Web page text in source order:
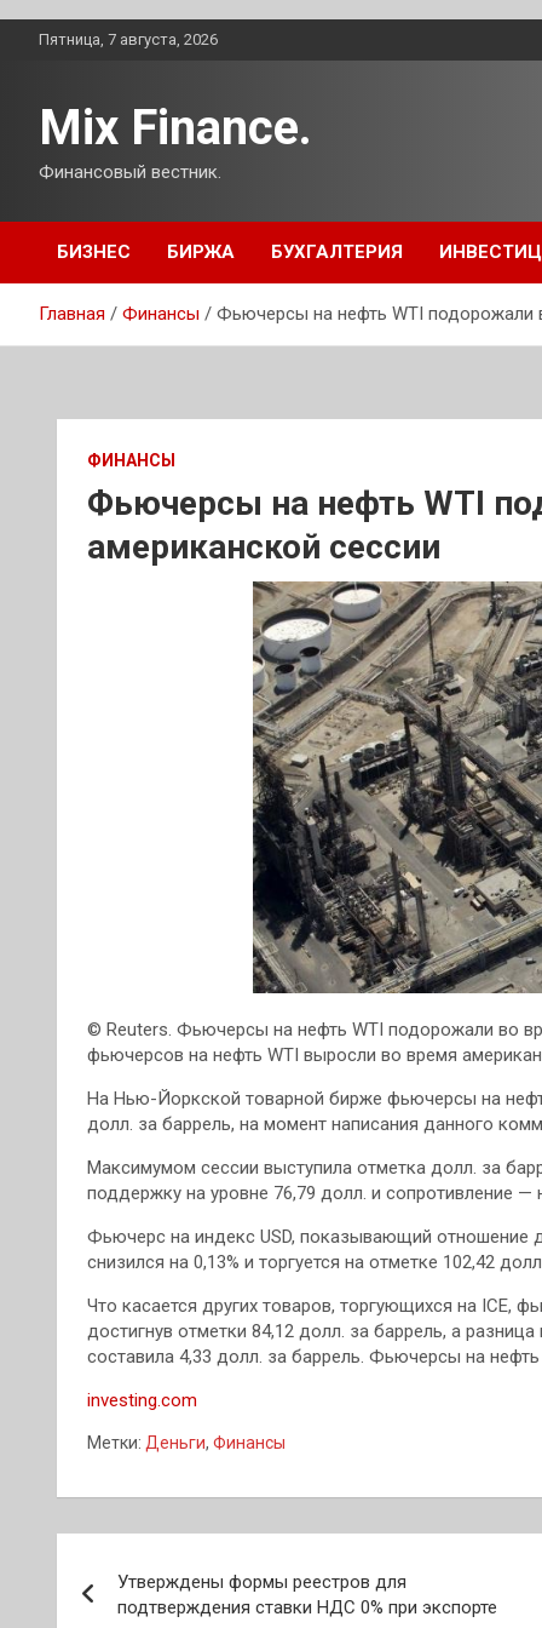
ПерейтиПятница, 7 августа, 2026
Mix Finance.
Финансовый вестник.
БИЗНЕС БИРЖА БУХГАЛТЕРИЯ
Главная Финансы Фьючерсы на нефть WTI подорожали
ФИНАНСЫ
Фьючерсы на нефть WTI
американской сессии
© Reuters. Фьючерсы на нефть WTI подорожали во
фьючерсов на нефть WTI выросли во время
На Нью-Йоркской товарной бирже фьючерсы на
долл. за баррель, на момент написания данного
Максимумом сессии выступила отметка долл. за
поддержку на уровне 76,79 долл. и сопротивление —
Фьючерс на индекс USD, показывающий
снизился на 0,13% и торгуется на отметке 102,42
Что касается других товаров, торгующихся на ICE,
достигнув отметки 84,12 долл. за баррель, а
составила 4,33 долл. за баррель. Фьючерсы на
investing.com
Метки: Деньги, Финансы
по
Утверждены формы реестров для
подтверждения ставки НДС 0% при экспорте